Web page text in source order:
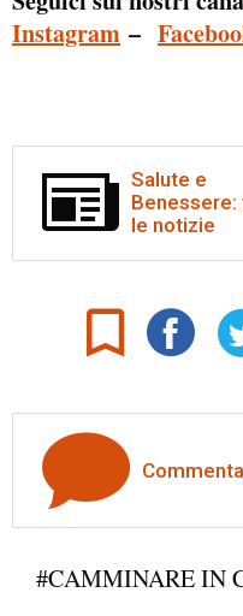
Instagram –
Salute e
le notizie
#CAMMINARE IN